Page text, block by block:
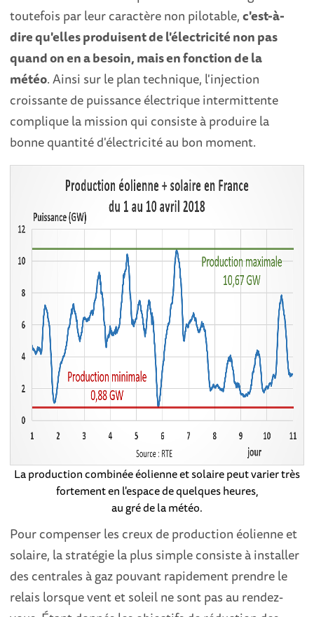
toutefois par leur caractère non pilotable,c'est-à-
dire qu'elles produisent de l'électricité non pas
quand on en a besoin, mais en fonction de la
météo. Ainsi sur le plan technique, l'injection
croissante de puissance électrique intermittente
complique la mission qui consiste à produire la
bonne quantité d'électricité au bon moment.
La production combinée éolienne et solaire peut varier très
fortement en l'espace de quelques heures,
au gré de la météo.
Pour compenser les creux de production éolienne et
solaire, la stratégie la plus simple consiste à installer
des centrales à gaz pouvant rapidement prendre le
relais lorsque vent et soleil ne sont pas au rendez-